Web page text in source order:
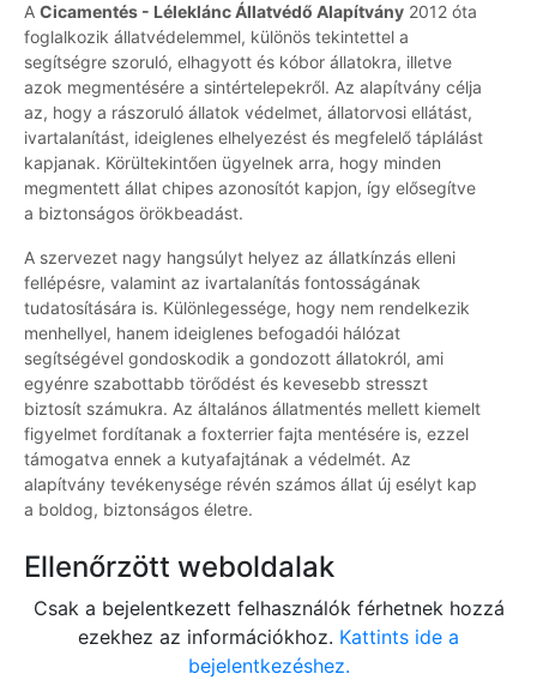
A Cicamentés - Léleklánc Állatvédő Alapítvány 2012 óta
foglalkozik állatvédelemmel, különös tekintettel a
segítségre szoruló, elhagyott és kóbor állatokra, illetve
azok megmentésére a sintértelepekről. Az alapítvány célja
az, hogy a rászoruló állatok védelmet, állatorvosi ellátást,
ivartalanítást, ideiglenes elhelyezést és megfelelő táplálást
kapjanak. Körültekintően ügyelnek arra, hogy minden
megmentett állat chipes azonosítót kapjon, így elősegítve
a biztonságos örökbeadást.
A szervezet nagy hangsúlyt helyez az állatkínzás elleni
fellépésre, valamint az ivartalanítás fontosságának
tudatosítására is. Különlegessége, hogy nem rendelkezik
menhellyel, hanem ideiglenes befogadói hálózat
segítségével gondoskodik a gondozott állatokról, ami
egyénre szabottabb törődést és kevesebb stresszt
biztosít számukra. Az általános állatmentés mellett kiemelt
figyelmet fordítanak a foxterrier fajta mentésére is, ezzel
támogatva ennek a kutyafajtának a védelmét. Az
alapítvány tevékenysége révén számos állat új esélyt kap
a boldog, biztonságos életre.
Ellenőrzött weboldalak
Csak a bejelentkezett felhasználók férhetnek hozzá
ezekhez az információkhoz. Kattints ide a
bejelentkezéshez.